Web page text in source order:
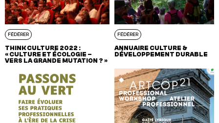
FÉDÉRER
THINK CULTURE 2022 :
« CULTURE ET ÉCOLOGIE –
VERS LA GRANDE MUTATION ? »
FÉDÉRER
ANNUAIRE CULTURE &
DÉVELOPPEMENT DURABLE